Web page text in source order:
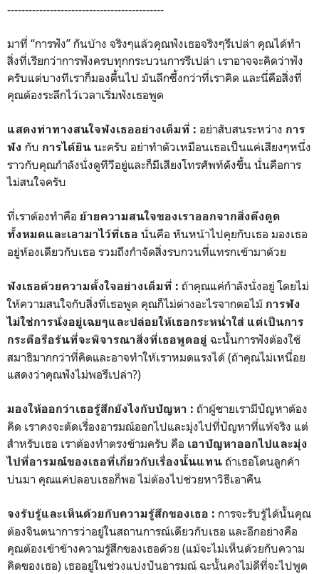
--------------------------------------------
มาที่ “การฟัง” กันบ้าง จริงๆแล้วคุณฟังเธอจริงๆรึเปล่า คุณได้ทำ
สิ่งที่เรียกว่าการฟังครบทุกกระบวนการรึเปล่า เราอาจจะคิดว่าฟัง
ครับแต่บางทีเราก็มองตื้นไป มันลึกซึ้งกว่าที่เราคิด และนี่คือสิ่งที่
คุณต้องระลึกไว้เวลาเริ่มฟังเธอพูด
แสดงท่าทางสนใจฟังเธออย่างเต็มที่ : อย่าสับสนระหว่าง การ
ฟัง กับ การได้ยิน นะครับ อย่าทำตัวเหมือนเธอเป็นแค่เสียงๆหนึ่ง
ราวกับคุณกำลังนั่งดูทีวีอยู่และก็มีเสียงโทรศัพท์ดังขึ้น นั่นคือการ
ไม่สนใจครับ
ที่เราต้องทำคือ ย้ายความสนใจของเราออกจากสิ่งดึงดูด
ทั้งหมดและเอามาไว้ที่เธอ นั่นคือ หันหน้าไปคุยกับเธอ มองเธอ
อยู่ห้องเดียวกับเธอ รวมถึงกำจัดสิ่งรบกวนที่แทรกเข้ามาด้วย
ฟังเธอด้วยความตั้งใจอย่างเต็มที่ : ถ้าคุณแค่กำลังนั่งอยู่ โดยไม่
ให้ความสนใจกับสิ่งที่เธอพูด คุณก็ไม่ต่างอะไรจากตอไม้ การฟัง
ไม่ใช่การนั่งอยู่เฉยๆและปล่อยให้เธอกระหน่ำใส่ แต่เป็นการ
กระตือรือร้นที่จะพิจารณาสิ่งที่เธอพูดอยู่ ฉะนั้นการฟังต้องใช้
สมาธิมากกว่าที่คิดและอาจทำให้เราหมดแรงได้ (ถ้าคุณไม่เหนื่อย
แสดงว่าคุณฟังไม่พอรึเปล่า?)
มองให้ออกว่าเธอรู้สึกยังไงกับปัญหา : ถ้าผู้ชายเรามีปัญหาต้อง
คิด เราคงจะตัดเรื่องอารมณ์ออกไปและมุ่งไปที่ปัญหาที่แท้จริง แต่
สำหรับเธอ เราต้องทำตรงข้ามครับ คือ เอาปัญหาออกไปและมุ่ง
ไปที่อารมณ์ของเธอที่เกี่ยวกับเรื่องนั้นแทน ถ้าเธอโดนลูกค้า
บ่นมา คุณแค่ปลอบเธอก็พอ ไม่ต้องไปช่วยหาวิธีเอาคืน
จงรับรู้และเห็นด้วยกับความรู้สึกของเธอ : การจะรับรู้ได้นั้นคุณ
ต้องจินตนาการว่าอยู่ในสถานการณ์เดียวกับเธอ และอีกอย่างคือ
คุณต้องเข้าข้างความรู้สึกของเธอด้วย (แม้จะไม่เห็นด้วยกับความ
คิดของเธอ) เธออยู่ในช่วงแบ่งปันอารมณ์ ฉะนั้นคงไม่ดีที่จะไปพูด